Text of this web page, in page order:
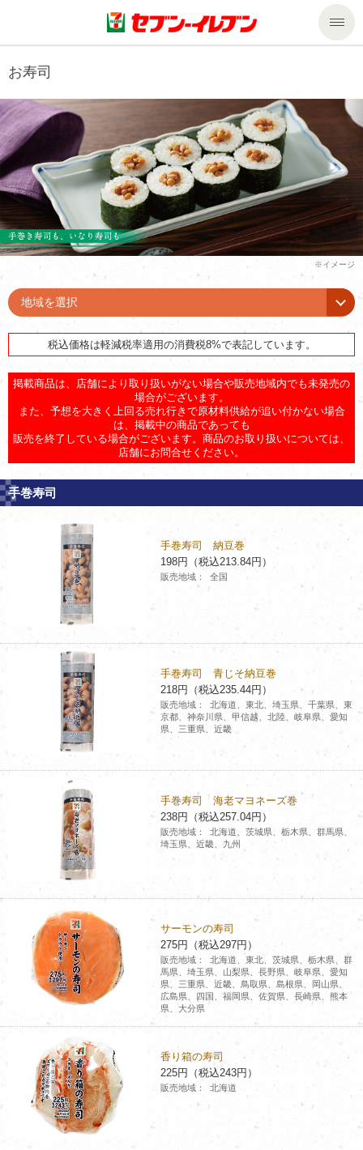
商品のご案内
商品のご案内トップ
今週の新商品
来週の新商品
商品カテゴリ一覧
セブンプレミアム
食の安全・安心への取組み
ギフト
プリペイドカード・金券
ニンテンドー・ダウンロードカード
セール・キャンペーン
サービス
サービストップ
nanacoトップ
マルチコピー機でできること
マルチコピー機でできることトップ
コピー
プリント
スキャン
プリペイドサービス
スポーツ振興くじ
行政サービス
学び・教育
便利なサービス
宅配便
切手・はがき・印紙
セブン銀行ATM
各種料金のお支払い
スマホプリペイド
レジでApple Accountにチャージ
オンラインフォトサービス
コインランドリー（店舗限定）
宅配ロッカー（店舗限定）
自転車シェアリング（店舗限定）
モバイルバッテリーシェアリング（店舗限定）
モバイルWi-Fiバッテリーシェアリング（店舗限定）
荷物預かりサービス「ecbocloakエクボクローク」（店舗限定）
ソフトバンクギフト
チケットサービス
チケットぴあ
CNプレイガイド
セブン‐イレブンでお受取り
タワーレコード
停電時のサービス停止のお知らせ
企業情報
企業情報トップ
ニュースリリース
ごあいさつ
企業理念
会社概要
貸借対照表・損益計算書
国内店舗数
売上高、店舗数推移
セブン‐イレブンの海外事業
データで見るセブン‐イレブン
セブン‐イレブンの「商品力」
セブン-イレブンの横顔
セブン-イレブンの歴史
私たちの取組み
サステナビリティ
サステナビリティトップ
セブン＆アイ・ホールディングスの重点課題
サステナビリティ活動基本方針
サステナビリティ推進体制
GREEN CHALLENGE 2050
4VISIONS
サステナビリティニュース
サステナビリティレポート
報告書ライブラリー
加盟店オーナー募集 物件募集・購入
アルバイト情報
店舗検索
Language
English (Corporate)
English (Services)
简体中文(服务)
한국어(서비스)
ภาษาไทย(บริการ)
お寿司
地域を選択
税込価格は軽減税率適用の消費税8%で表記しています。
掲載商品は、店舗により取り扱いがない場合や販売地域内でも未発売の
場合がございます。
また、予想を大きく上回る売れ行きで原材料供給が追い付かない場合
は、掲載中の商品であっても
販売を終了している場合がございます。商品のお取り扱いについては、
店舗にお問合せください。
手巻寿司
手巻寿司 納豆巻
198円（税込213.84円）
販売地域： 全国
手巻寿司 青じそ納豆巻
218円（税込235.44円）
販売地域：
北海道、東北、埼玉県、千葉県、東
京都、神奈川県、甲信越、北陸、岐阜県、愛知
県、三重県、近畿
手巻寿司 海老マヨネーズ巻
238円（税込257.04円）
販売地域：
北海道、茨城県、栃木県、群馬県、
埼玉県、近畿、九州
サーモンの寿司
275円（税込297円）
販売地域：
北海道、東北、茨城県、栃木県、群
馬県、埼玉県、山梨県、長野県、岐阜県、愛知
県、三重県、近畿、鳥取県、島根県、岡山県、
広島県、四国、福岡県、佐賀県、長崎県、熊本
県、大分県
香り箱の寿司
225円（税込243円）
販売地域： 北海道